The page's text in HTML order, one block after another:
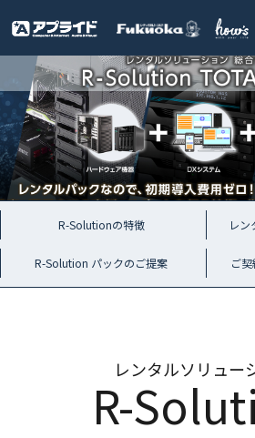
R-Solutionの特徴 レ
R-Solution パックのご提案 ご
レンタルソリュー
R-